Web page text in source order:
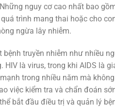
nguy cơ cao nhất bao
trình mang thai hoặc cho
ngừa lây nhiễm.
bệnh truyền nhiễm như nhiều
HIV là virus, trong khi AIDS là
trong nhiều năm mà
việc kiểm tra và chẩn đoán
bắt đầu điều trị và quản lý